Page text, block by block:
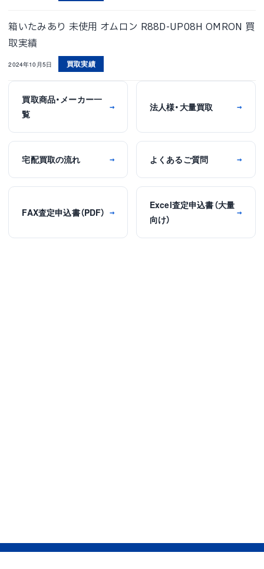
箱いたみあり 未使用 オムロン R88D-UP08H OMRON 買
取実績
2024年10月5日 買取実績
買取商品・メーカー一
覧
→ 法人様・大量買取 →
宅配買取の流れ → よくあるご質問 →
FAX査定申込書（PDF） →
Excel査定申込書（大量
向け）
→